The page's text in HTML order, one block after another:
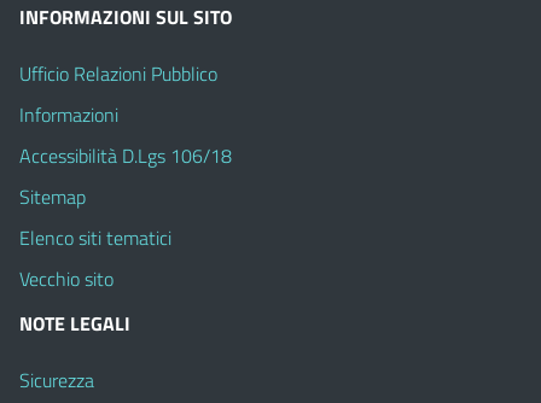
INFORMAZIONI SUL SITO
Ufficio Relazioni Pubblico
Informazioni
Accessibilità D.Lgs 106/18
Sitemap
Elenco siti tematici
Vecchio sito
NOTE LEGALI
Sicurezza